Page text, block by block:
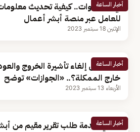
أخبار الساعةفي 3 خطوات.. كيفية تحديث
للعامل عبر منصة أبشر أعمال
الإثنين 18 سبتمبر 2023
أخبار الساعة
هل يمكن إلغاء تأشيرة الخروج
خارج الممكلة؟.. «الجوازات» توضح
الأربعاء 13 سبتمبر 2023
أخبار الساعة
ما هي خدمة طلب تقرير مقيم من